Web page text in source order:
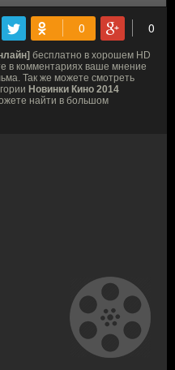
бесплатно в хорошем HD
в комментариях ваше мнение
Так же можете смотреть
Новинки Кино 2014
найти в большом